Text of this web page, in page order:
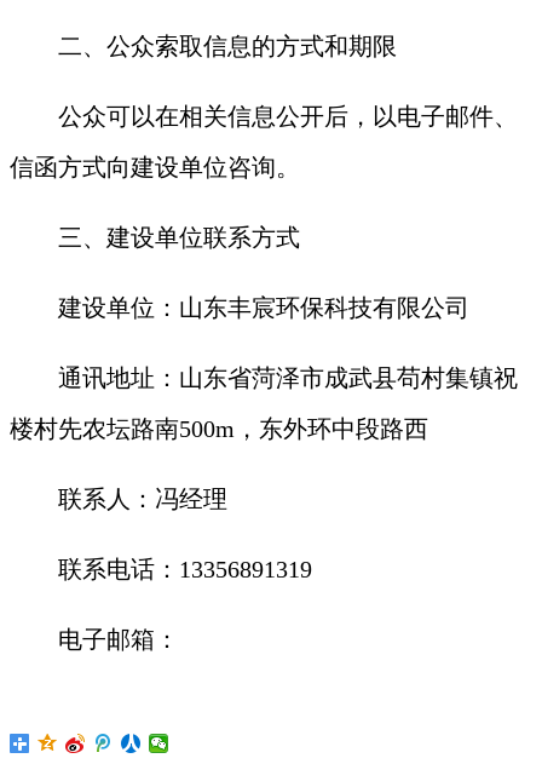
二、公众索取信息的方式和期限
公众可以在相关信息公开后，以电子邮件、
信函方式向建设单位咨询。
三、建设单位联系方式
建设单位：山东丰宸环保科技有限公司
通讯地址：山东省菏泽市成武县苟村集镇祝
楼村先农坛路南500m，东外环中段路西
联系人：冯经理
联系电话：13356891319
电子邮箱：